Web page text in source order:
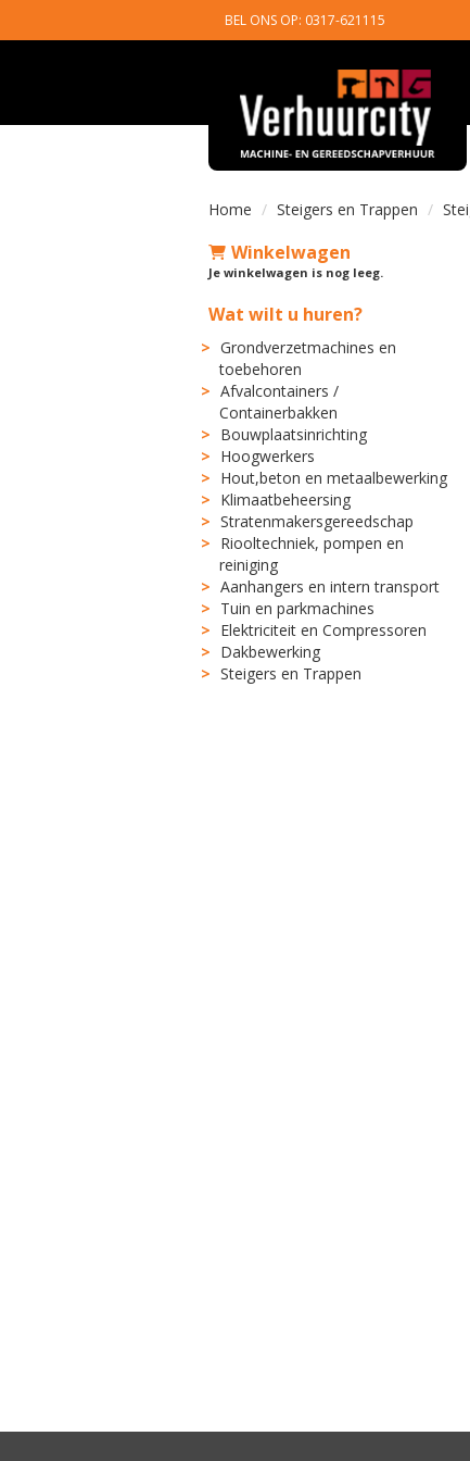
BEL ONS OP: 0317-621115
Home Steigers en Trappen
Winkelwagen
Je winkelwagen is nog leeg.
Wat wilt u huren?
Grondverzetmachines en
toebehoren
Afvalcontainers /
Containerbakken
Bouwplaatsinrichting
Hoogwerkers
Hout,beton en metaalbewerking
Klimaatbeheersing
Stratenmakersgereedschap
Riooltechniek, pompen en
reiniging
Aanhangers en intern transport
Tuin en parkmachines
Elektriciteit en Compressoren
Dakbewerking
Steigers en Trappen